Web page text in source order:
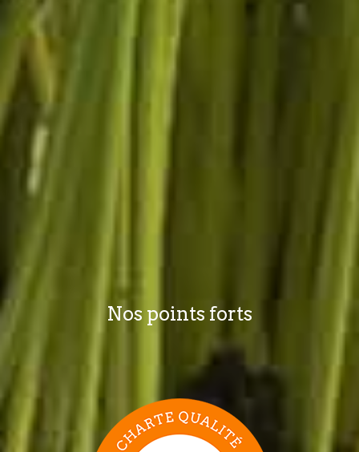
Nos points forts